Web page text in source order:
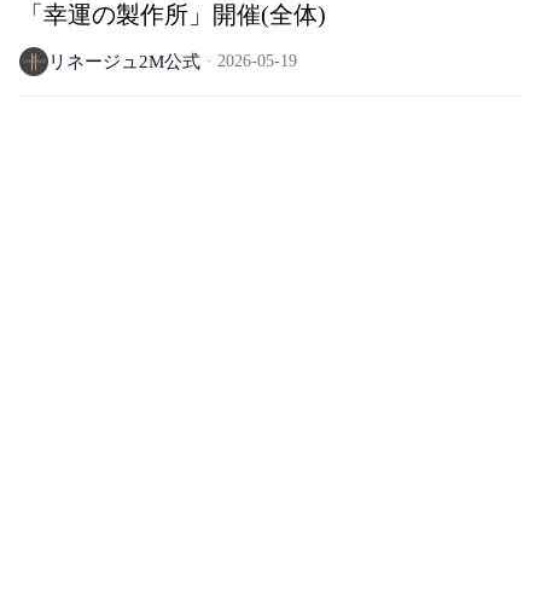
「幸運の製作所」開催(全体)
リネージュ2M公式 2026-05-19